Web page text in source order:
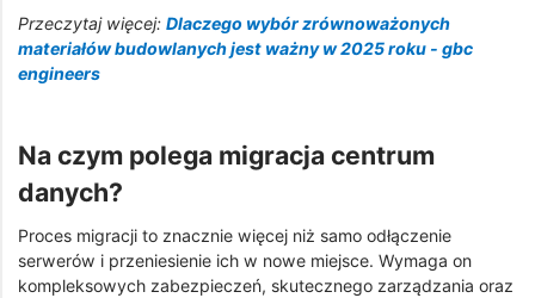
Przeczytaj więcej: Dlaczego wybór zrównoważonych
materiałów budowlanych jest ważny w 2025 roku - gbc
engineers
Na czym polega migracja centrum
danych?
Proces migracji to znacznie więcej niż samo odłączenie
serwerów i przeniesienie ich w nowe miejsce. Wymaga on
kompleksowych zabezpieczeń, skutecznego zarządzania oraz